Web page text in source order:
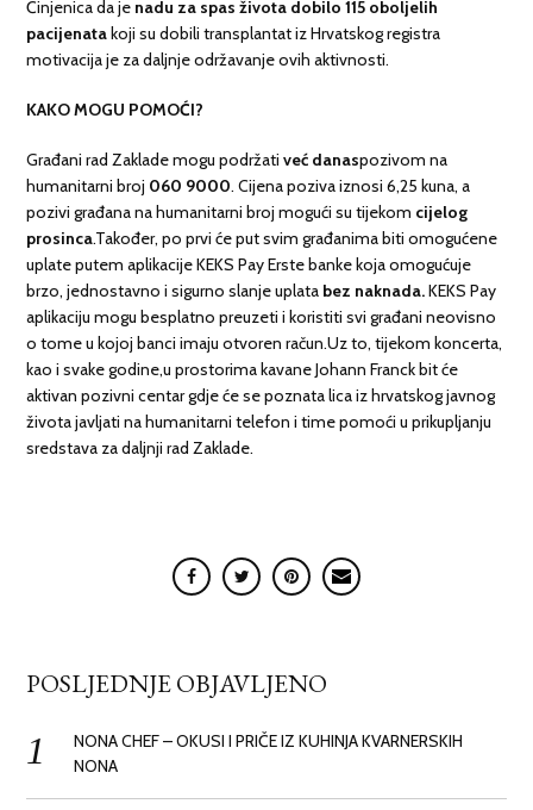
Činjenica da je nadu za spas života dobilo 115 oboljelih
pacijenatakoji su dobili transplantat iz Hrvatskog registra
motivacija je za daljnje održavanje ovih aktivnosti.
KAKO MOGU POMOĆI?
Građani rad Zaklade mogu podržativeć danaspozivom na
humanitarni broj 060 9000. Cijena poziva iznosi 6,25 kuna, a
pozivi građana na humanitarni broj mogući su tijekom cijelog
prosinca.Također, po prvi će put svim građanima biti omogućene
uplate putem aplikacije KEKS Pay Erste banke koja omogućuje
brzo, jednostavno i sigurno slanje uplata bez naknada.KEKS Pay
aplikaciju mogu besplatno preuzeti i koristiti svi građani neovisno
o tome u kojoj banci imaju otvoren račun.Uz to, tijekom koncerta,
kao i svake godine,u prostorima kavane Johann Franck bit će
aktivan pozivni centar gdje će se poznata lica iz hrvatskog javnog
života javljati na humanitarni telefon i time pomoći u prikupljanju
sredstava za daljnji rad Zaklade.
POSLJEDNJE OBJAVLJENO
NONA CHEF – OKUSI I PRIČE IZ KUHINJA KVARNERSKIH
NONA